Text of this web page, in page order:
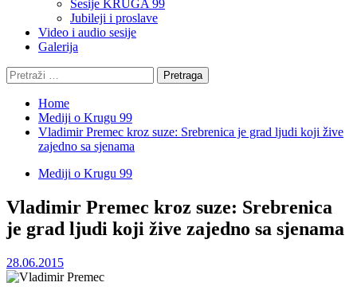
Sesije KRUGA 99
Jubileji i proslave
Video i audio sesije
Galerija
Pretraga:
Home
Mediji o Krugu 99
Vladimir Premec kroz suze: Srebrenica je grad ljudi koji žive
zajedno sa sjenama
Mediji o Krugu 99
Vladimir Premec kroz suze: Srebrenica
je grad ljudi koji žive zajedno sa sjenama
28.06.2015